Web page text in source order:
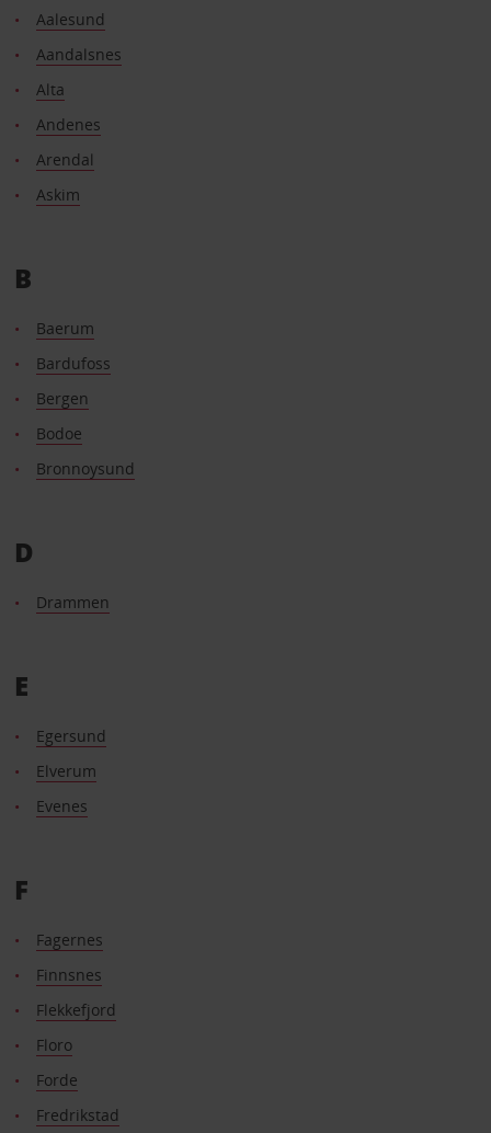
Aalesund
Aandalsnes
Alta
Andenes
Arendal
Askim
B
Baerum
Bardufoss
Bergen
Bodoe
Bronnoysund
D
Drammen
E
Egersund
Elverum
Evenes
F
Fagernes
Finnsnes
Flekkefjord
Floro
Forde
Fredrikstad